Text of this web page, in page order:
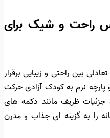
راحت و شیک برای
بین راحتی و زیبایی برقرار
نرم به کودک آزادی حرکت
ظریف مانند دکمه های
را به گزینه ای جذاب و مدرن